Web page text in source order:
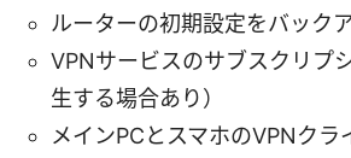
ルーターの初期設定をバック
VPNサービスのサブスクリプ
生する場合あり）
メインPCとスマホのVPNク